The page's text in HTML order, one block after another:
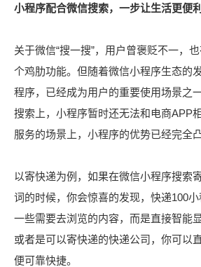
小程序配合微信搜索，一步让生活更便利
关于微信“搜一搜”，用户曾褒贬不一，
个鸡肋功能。但随着微信小程序生态的
程序，已经成为用户的重要使用场景之
搜索上，小程序暂时还无法和电商APP
服务的场景上，小程序的优势已经完全
以寄快递为例，如果在微信小程序搜索
词的时候，你会惊喜的发现，快递100
一些需要去浏览的内容，而是直接智能
或者是可以寄快递的快递公司，你可以
便可靠快捷。